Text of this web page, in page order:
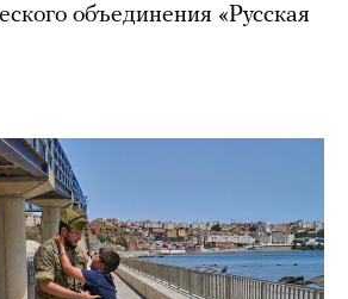
объединения «Русская